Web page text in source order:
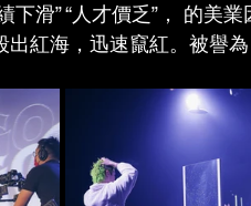
下滑” “人才價乏”， 的
紅海，迅速竄紅。被譽為